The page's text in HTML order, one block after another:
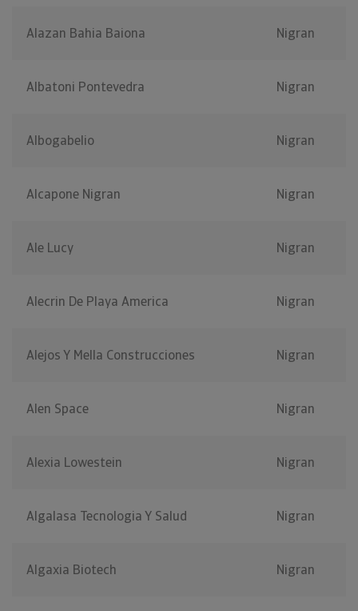
Alazan Bahia Baiona Nigran
Albatoni Pontevedra Nigran
Albogabelio Nigran
Alcapone Nigran Nigran
Ale Lucy Nigran
Alecrin De Playa America Nigran
Alejos Y Mella Construcciones Nigran
Alen Space Nigran
Alexia Lowestein Nigran
Algalasa Tecnologia Y Salud Nigran
Algaxia Biotech Nigran